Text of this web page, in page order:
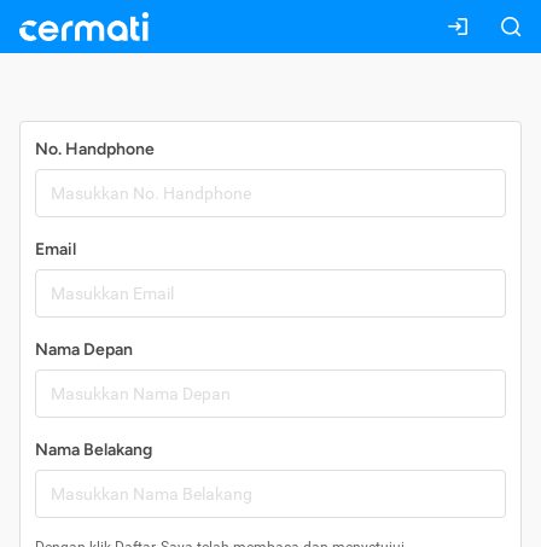
No. Handphone
Email
Nama Depan
Nama Belakang